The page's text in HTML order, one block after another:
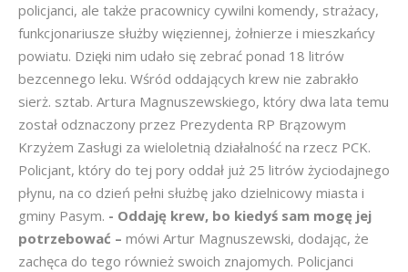
policjanci, ale także pracownicy cywilni komendy, strażacy,
funkcjonariusze służby więziennej, żołnierze i mieszkańcy
powiatu. Dzięki nim udało się zebrać ponad 18 litrów
bezcennego leku. Wśród oddających krew nie zabrakło
sierż. sztab. Artura Magnuszewskiego, który dwa lata temu
został odznaczony przez Prezydenta RP Brązowym
Krzyżem Zasługi za wieloletnią działalność na rzecz PCK.
Policjant, który do tej pory oddał już 25 litrów życiodajnego
płynu, na co dzień pełni służbę jako dzielnicowy miasta i
gminy Pasym. - Oddaję krew, bo kiedyś sam mogę jej
potrzebować – mówi Artur Magnuszewski, dodając, że
zachęca do tego również swoich znajomych. Policjanci